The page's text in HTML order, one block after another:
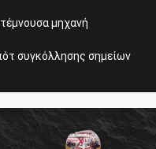
μηχανή
συγκόλλησης σημείων